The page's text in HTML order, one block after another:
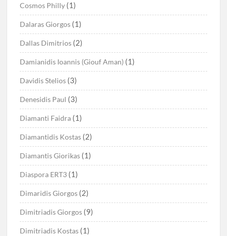
Cosmos Philly (1)
Dalaras Giorgos (1)
Dallas Dimitrios (2)
Damianidis Ioannis (Giouf Aman) (1)
Davidis Stelios (3)
Denesidis Paul (3)
Diamanti Faidra (1)
Diamantidis Kostas (2)
Diamantis Giorikas (1)
Diaspora ERT3 (1)
Dimaridis Giorgos (2)
Dimitriadis Giorgos (9)
Dimitriadis Kostas (1)